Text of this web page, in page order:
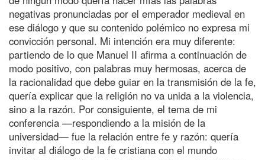
negativas pronunciadas por el emperador medieval en
ese diálogo y que su contenido polémico no expresa mi
convicción personal. Mi intención era muy diferente:
partiendo de lo que Manuel II afirma a continuación de
modo positivo, con palabras muy hermosas, acerca de
la racionalidad que debe guiar en la transmisión de la fe,
quería explicar que la religión no va unida a la violencia,
sino a la razón. Por consiguiente, el tema de mi
conferencia —respondiendo a la misión de la
universidad— fue la relación entre fe y razón: quería
invitar al diálogo de la fe cristiana con el mundo